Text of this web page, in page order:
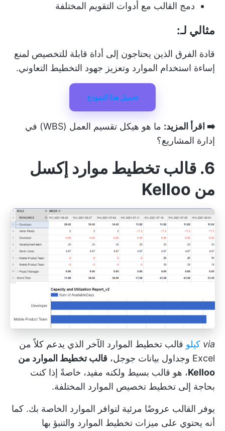
دمج القالب مع أدوات التقويم المختلفة
مثالي لـ:
قادة الفرق الذين يحتاجون إلى أداة قابلة للتخصيص لمنع
إساءة استخدام الموارد وتعزيز جهود التخطيط التعاوني.
تحميل هذا النموذج
➡️ اقرأ المزيد:
ما هو هيكل تقسيم العمل (WBS) في
إدارة المشاريع؟
6. قالب تخطيط موارد إكسل
من Kelloo
via كيلو قالب تخطيط الموارد الآخر الذي يدعم كلاً من
Excel وجداول بيانات جوجل،
قالب تخطيط الموارد من
Kelloo، هو قالب بسيط ولكنه مفيد، خاصةً إذا كنت
بحاجة إلى تخطيط تخصيص الموارد المختلفة.
يوفر القالب عروضًا مرئية لتوافر الموارد الخاصة بك. كما
أنه يحتوي على ميزات تخطيط الموارد والتنبؤ بها